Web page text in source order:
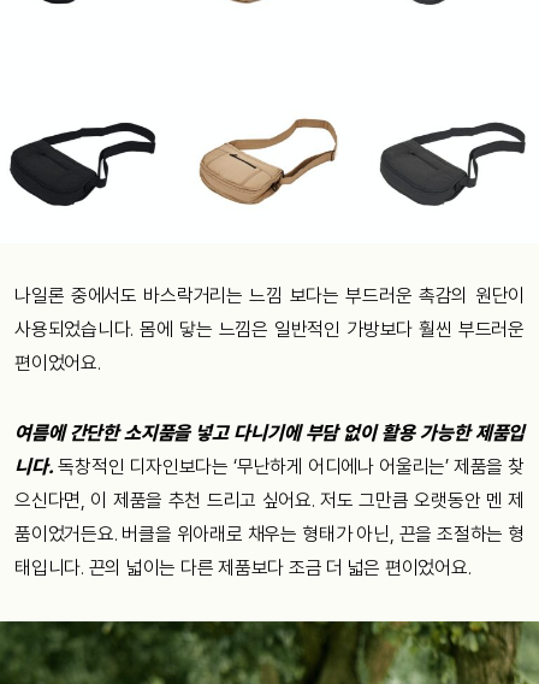
나일론 중에서도 바스락거리는 느낌 보다는 부드러운 촉감의 원단이
사용되었습니다. 몸에 닿는 느낌은 일반적인 가방보다 훨씬 부드러운
편이었어요.
여름에 간단한 소지품을 넣고 다니기에 부담 없이 활용 가능한 제품입
니다. 독창적인 디자인보다는 ‘무난하게 어디에나 어울리는’ 제품을 찾
으신다면, 이 제품을 추천 드리고 싶어요. 저도 그만큼 오랫동안 멘 제
품이었거든요. 버클을 위아래로 채우는 형태가 아닌, 끈을 조절하는 형
태입니다. 끈의 넓이는 다른 제품보다 조금 더 넓은 편이었어요.